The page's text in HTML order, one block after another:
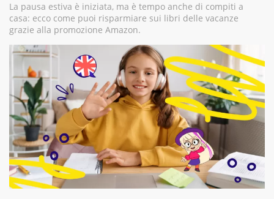
La pausa estiva è iniziata, ma è tempo anche di compiti a
casa: ecco come puoi risparmiare sui libri delle vacanze
grazie alla promozione Amazon.